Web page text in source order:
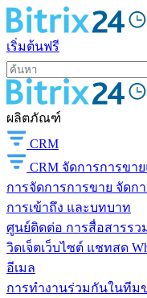
เริ่มต้นฟรี
ผลิตภัณฑ์
CRM
CRM จัดการการขา
การจัดการการขาย จัดก
การเข้าถึง และบทบาท
ศูนย์ติดต่อ การสื่อสารร
วิดเจ็ตเว็บไซต์ แชทสด
อีเมล
การทำงานร่วมกันในทีม